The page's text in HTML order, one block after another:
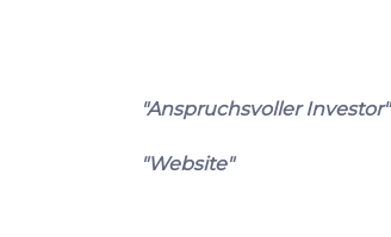
"Anspruchsvoller Investor"
"Website"